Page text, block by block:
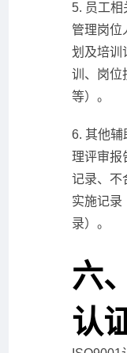
5. 员工
管理岗位
划及培训
训、岗位
等）。
6. 其他辅
理评审报
记录、不
实施记录
录）。
六
认